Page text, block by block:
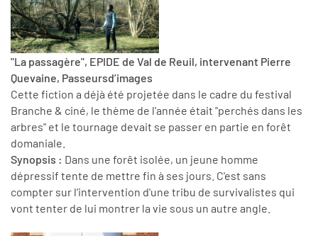
"La passagère", EPIDE de Val de Reuil, intervenant Pierre
Quevaine, Passeursd’images
Cette fiction a déjà été projetée dans le cadre du festival
Branche & ciné, le thème de l'année était "perchés dans les
arbres" et le tournage devait se passer en partie en forêt
domaniale.
Synopsis : Dans une forêt isolée, un jeune homme
dépressif tente de mettre fin à ses jours. C'est sans
compter sur l'intervention d'une tribu de survivalistes qui
vont tenter de lui montrer la vie sous un autre angle.